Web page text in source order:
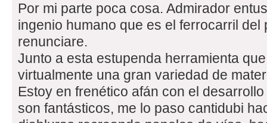
Por mi parte poca cosa. Admirador
ingenio humano que es el ferrocarril del
renunciare.
Junto a esta estupenda herramienta
virtualmente una gran variedad de
Estoy en frenético afán con el
son fantásticos, me lo paso cantidubi